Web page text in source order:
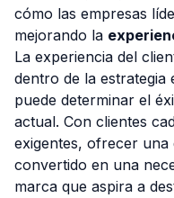
cómo las empresas
mejorando la
La experiencia del
dentro de la estrategia
puede determinar el
actual. Con clientes
exigentes, ofrecer una
convertido en una
marca que aspira a